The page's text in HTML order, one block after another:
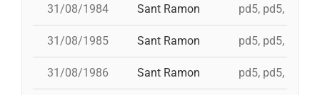
31/08/1984 Sant Ramon pd5, pd5, pd5,
31/08/1985 Sant Ramon pd5, pd5, pd5,
31/08/1986 Sant Ramon pd5, pd5, pd5,